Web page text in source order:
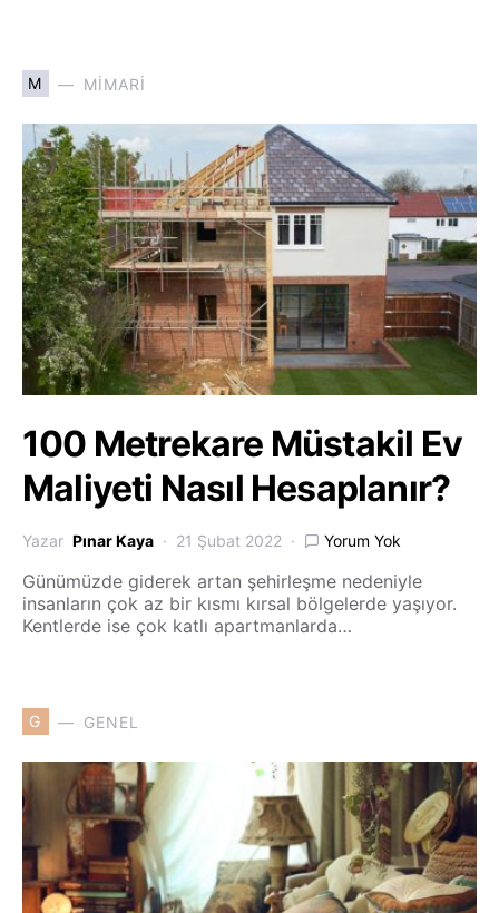
M MIMARI
100 Metrekare Müstakil Ev
Maliyeti Nasıl Hesaplanır?
Yazar Pınar Kaya 21 Şubat 2022 Yorum Yok
Günümüzde giderek artan şehirleşme nedeniyle
insanların çok az bir kısmı kırsal bölgelerde yaşıyor.
Kentlerde ise çok katlı apartmanlarda…
G GENEL